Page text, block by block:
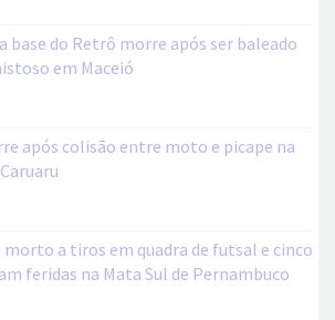
base do Retrô morre após ser baleado
em Maceió
após colisão entre moto e picape na
morto a tiros em quadra de futsal e cinco
feridas na Mata Sul de Pernambuco